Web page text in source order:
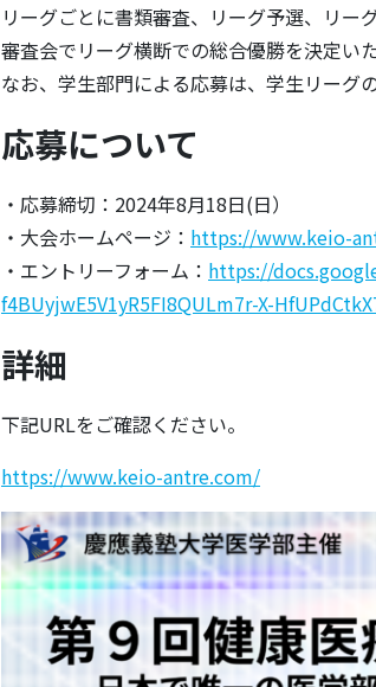
リーグごとに書類審査、リーグ予選、リ
審査会でリーグ横断での総合優勝を決定いた
なお、学生部門による応募は、学生リーグ
応募について
・応募締切：2024年8月18日(日）
・大会ホームページ： https://www.keio-
・エントリーフォーム： https://
f4BUyjwE5V1yR5FI8QULm7r-X-
詳細
下記URLをご確認ください。
https://www.keio-antre.com/